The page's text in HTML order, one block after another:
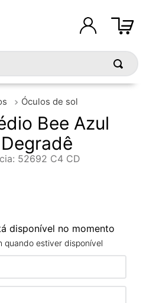
Óculos de sol
Bee Azul
: 52692 C4 CD
disponível no momento
quando estiver disponível